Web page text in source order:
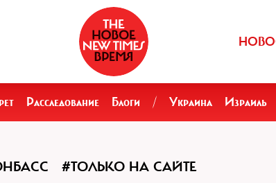
Расследование Блоги / Украина Израиль
#ТОЛЬКО НА САЙТЕ